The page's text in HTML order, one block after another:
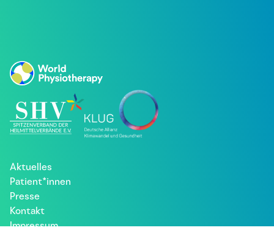
Aktuelles
Patient*innen
Presse
Kontakt
Impressum